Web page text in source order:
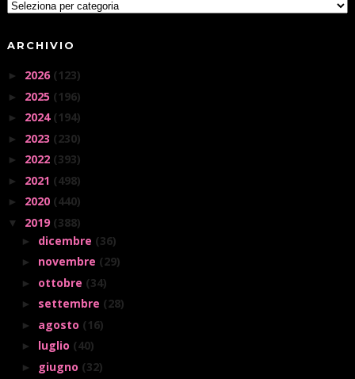
ARCHIVIO
► 2026 (123)
► 2025 (196)
► 2024 (194)
► 2023 (230)
► 2022 (393)
► 2021 (498)
► 2020 (440)
▼ 2019 (388)
► dicembre (36)
► novembre (29)
► ottobre (34)
► settembre (28)
► agosto (16)
► luglio (40)
► giugno (32)